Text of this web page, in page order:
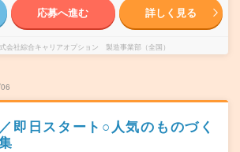
応募へ進む 詳しく見る
会社綜合キャリアオプション 製造事業部（全国）
即日スタート○人気のものづく